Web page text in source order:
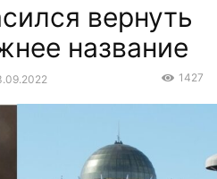
вернуть
название
1427